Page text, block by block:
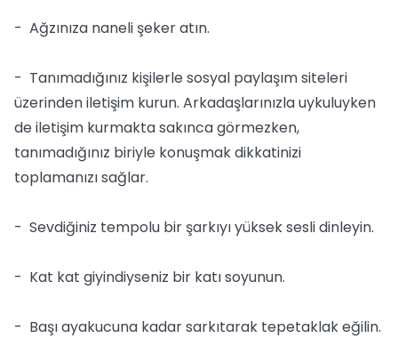
- Ağzınıza naneli şeker atın.
- Tanımadığınız kişilerle sosyal paylaşım siteleri
üzerinden iletişim kurun. Arkadaşlarınızla uykuluyken
de iletişim kurmakta sakınca görmezken,
tanımadığınız biriyle konuşmak dikkatinizi
toplamanızı sağlar.
- Sevdiğiniz tempolu bir şarkıyı yüksek sesli dinleyin.
- Kat kat giyindiyseniz bir katı soyunun.
- Başı ayakucuna kadar sarkıtarak tepetaklak eğilin.